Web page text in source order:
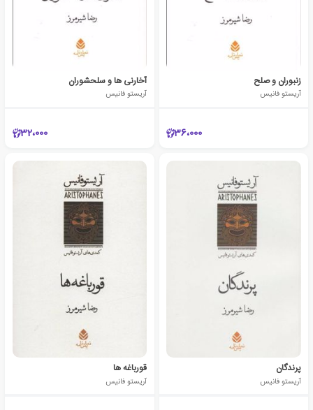
زنبوران و صلح
آریستو فانیس
36،000
آخارنی ها و سلحشوران
آریستو فانیس
32،000
پرندگان
آریستو فانیس
قورباغه ها
آریستو فانیس